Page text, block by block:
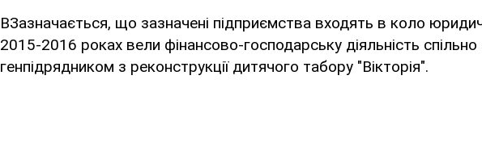
ВЗазначається, що зазначені підприємства входять в коло
2015-2016 роках вели фінансово-господарську діяльність спільно
генпідрядником з реконструкції дитячого табору "Вікторія".